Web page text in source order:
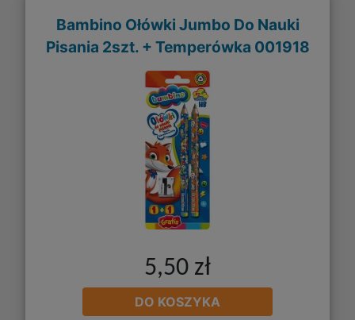
Bambino Ołówki Jumbo Do Nauki
Pisania 2szt. + Temperówka 001918
5,50 zł
DO KOSZYKA